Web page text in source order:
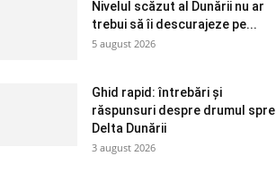
Nivelul scăzut al Dunării nu ar
trebui să îi descurajeze pe...
5 august 2026
Ghid rapid: întrebări și
răspunsuri despre drumul spre
Delta Dunării
3 august 2026